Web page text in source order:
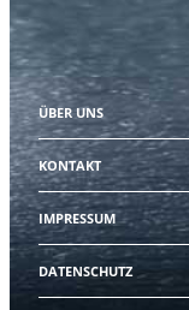
ÜBER UNS
KONTAKT
IMPRESSUM
DATENSCHUTZ